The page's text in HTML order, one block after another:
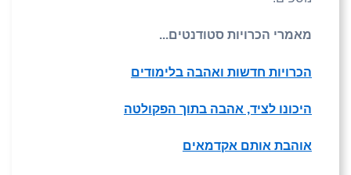
מאמרי הכרויות סטודנטים...
הכרויות חדשות ואהבה בלימודים
היכונו לציד, אהבה בתוך הפקולטה
אוהבת אותם אקדמאים